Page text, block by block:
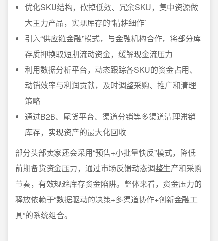
优化SKU结构，砍掉低效、冗余SKU，集中资源做
大主力产品，实现库存的“精耕细作”
引入“供应链金融”模式，与金融机构合作，将部分库
存质押换取短期流动资金，缓解现金流压力
利用数据分析平台，动态跟踪各SKU的资金占用、
动销效率与利润贡献，及时调整采购、推广和清理
策略
通过B2B、尾货平台、渠道分销等多渠道清理滞销
库存，实现资产的最大化回收
部分头部卖家还会采用“预售+小批量快反”模式，降低
前期备货资金压力，通过市场反馈动态调整生产和采购
节奏，有效规避库存资金陷阱。整体来看，资金压力的
释放依赖于“数据驱动的决策+多渠道协作+创新金融工
具”的系统组合。